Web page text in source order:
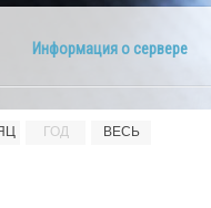
Информация о сервере
ГОД ВЕСЬ